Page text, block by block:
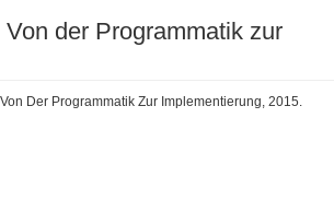
der Programmatik zur
Der Programmatik Zur Implementierung, 2015.